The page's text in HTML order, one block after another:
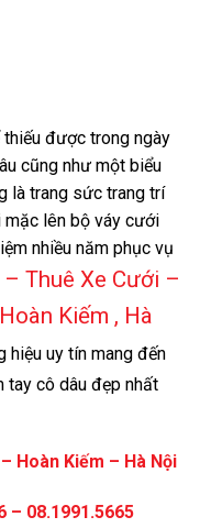
được trong ngày
cũng như một biểu
là trang sức trang trí
mặc lên bộ váy cưới
nhiều năm phục vụ
Thuê Xe Cưới –
Kiếm , Hà
hiệu uy tín mang đến
tay cô dâu đẹp nhất
Hoàn Kiếm – Hà Nội
– 08.1991.5665